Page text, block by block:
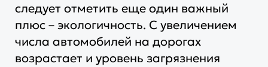
следует отметить еще один важный
плюс – экологичность. С увеличением
числа автомобилей на дорогах
возрастает и уровень загрязнения